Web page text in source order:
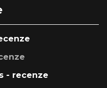
- recenze